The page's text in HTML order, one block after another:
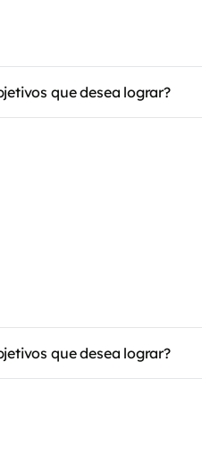
que desea lograr?
que desea lograr?